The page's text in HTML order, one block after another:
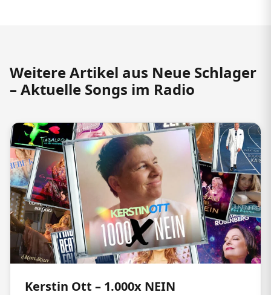
Weitere Artikel aus Neue Schlager
– Aktuelle Songs im Radio
Kerstin Ott – 1.000x NEIN